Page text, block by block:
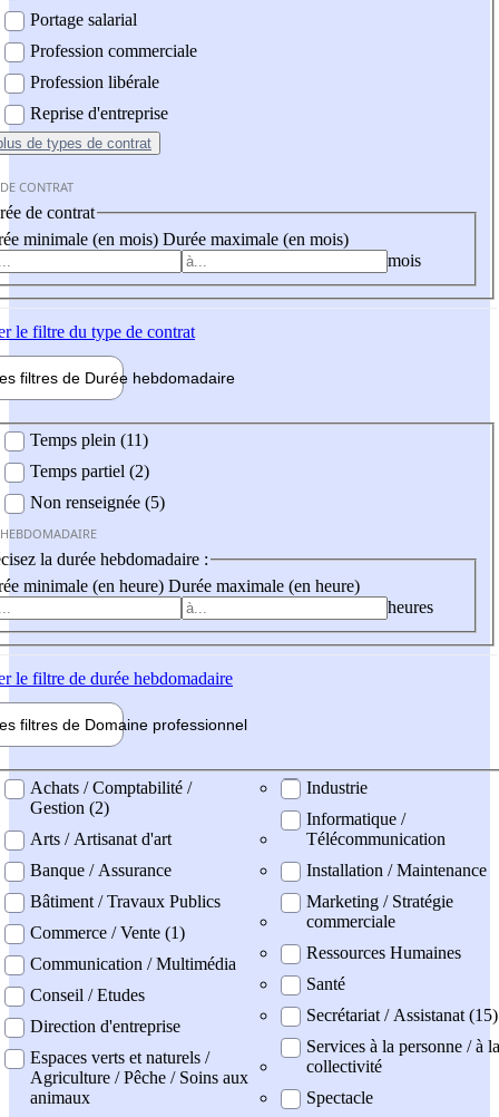
Portage salarial
Profession commerciale
Profession libérale
Reprise d'entreprise
de types de contrat
CONTRAT
de contrat
minimale (en mois) Durée maximale (en mois)
mois
le filtre du type de contrat
filtres de Durée hebdomadaire
Temps plein (11)
Temps partiel (2)
Non renseignée (5)
la durée hebdomadaire :
minimale (en heure) Durée maximale (en heure)
heures
le filtre de durée hebdomadaire
filtres de Domaine professionnel
professionel
Achats / Comptabilité /
Gestion (2)
Arts / Artisanat d'art
Banque / Assurance
Bâtiment / Travaux Publics
Commerce / Vente (1)
Communication / Multimédia
Conseil / Etudes
Direction d'entreprise
Espaces verts et naturels /
Agriculture / Pêche / Soins aux
animaux
Industrie
Informatique /
Télécommunication
Installation / Maintenance
Marketing / Stratégie
commerciale
Ressources Humaines
Santé
Secrétariat / Assistanat (15)
Services à la personne / à la
collectivité
Spectacle